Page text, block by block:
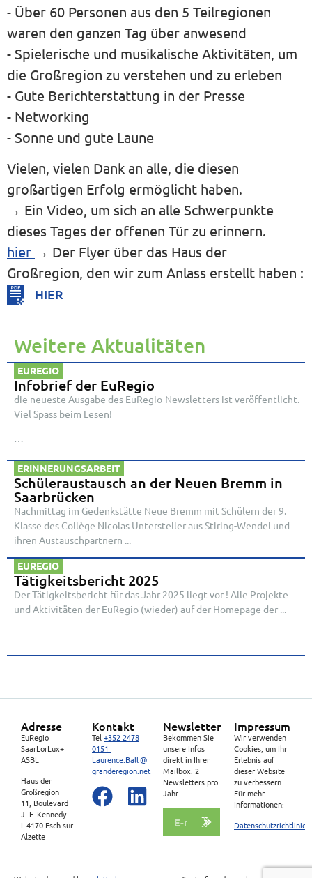
- Über 60 Personen aus den 5 Teilregionen
waren den ganzen Tag über anwesend
- Spielerische und musikalische Aktivitäten, um
die Großregion zu verstehen und zu erleben
- Gute Berichterstattung in der Presse
- Networking
- Sonne und gute Laune
Vielen, vielen Dank an alle, die diesen
großartigen Erfolg ermöglicht haben.
→ Ein Video, um sich an alle Schwerpunkte
dieses Tages der offenen Tür zu erinnern.
hier → Der Flyer über das Haus der
Großregion, den wir zum Anlass erstellt haben :
HIER
Weitere Aktualitäten
EUREGIO
Infobrief der EuRegio
die neueste Ausgabe des EuRegio-Newsletters ist veröffentlicht.
Viel Spass beim Lesen!
…
ERINNERUNGSARBEIT
Schüleraustausch an der Neuen Bremm in
Saarbrücken
Nachmittag im Gedenkstätte Neue Bremm mit Schülern der 9.
Klasse des Collège Nicolas Untersteller aus Stiring-Wendel und
ihren Austauschpartnern ...
EUREGIO
Tätigkeitsbericht 2025
Der Tätigkeitsbericht für das Jahr 2025 liegt vor ! Alle Projekte
und Aktivitäten der EuRegio (wieder) auf der Homepage der ...
Adresse
EuRegio
SaarLorLux+
ASBL
Haus der
Großregion
11, Boulevard
J.-F. Kennedy
L-4170 Esch-sur-
Alzette
Kontakt
Tel +352 2478
0151
Laurence.Ball @
granderegion.net
Newsletter
Bekommen Sie
unsere Infos
direkt in Ihrer
Mailbox. 2
Newsletters pro
Jahr
Impressum
Wir verwenden
Cookies, um Ihr
Erlebnis auf
dieser Website
zu verbessern.
Für mehr
Informationen:
Datenschutzrichtlinien